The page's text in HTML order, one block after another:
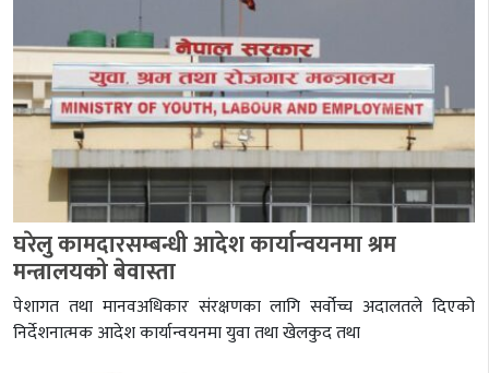
घरेलु कामदारसम्बन्धी आदेश कार्यान्वयनमा श्रम
मन्त्रालयको बेवास्ता
पेशागत तथा मानवअधिकार संरक्षणका लागि सर्वोच्च अदालतले दिएको
निर्देशनात्मक आदेश कार्यान्वयनमा युवा तथा खेलकुद तथा